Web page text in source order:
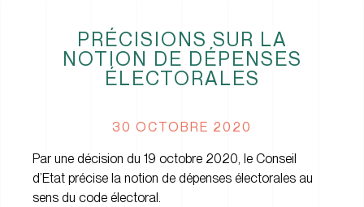
PRÉCISIONS SUR LA
NOTION DE DÉPENSES
ÉLECTORALES
30 OCTOBRE 2020
Par une décision du 19 octobre 2020, le Conseil
d’Etat précise la notion de dépenses électorales au
sens du code électoral.